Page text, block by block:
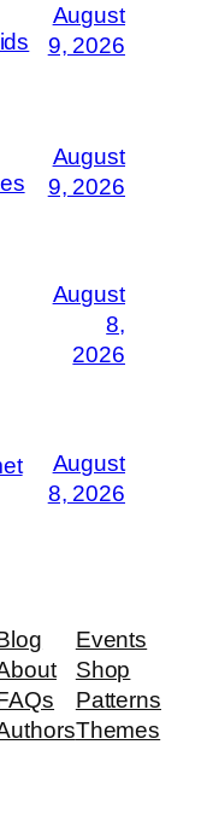
August
9, 2026
August
9, 2026
August
8,
2026
August
8, 2026
Events
Shop
Patterns
Themes